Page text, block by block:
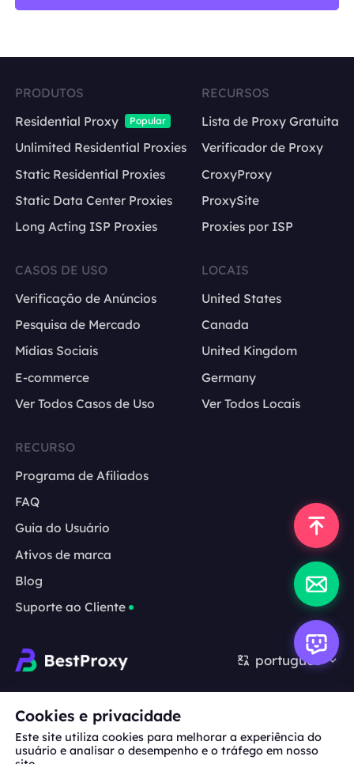
PRODUTOS
Residential Proxy
Popular
Unlimited Residential Proxies
Static Residential Proxies
Static Data Center Proxies
Long Acting ISP Proxies
RECURSOS
Lista de Proxy Gratuita
Verificador de Proxy
CroxyProxy
ProxySite
Proxies por ISP
CASOS DE USO
Verificação de Anúncios
Pesquisa de Mercado
Mídias Sociais
E-commerce
Ver Todos Casos de Uso
LOCAIS
United States
Canada
United Kingdom
Germany
Ver Todos Locais
RECURSO
Programa de Afiliados
FAQ
Guia do Usuário
Ativos de marca
Blog
Suporte ao Cliente
português
Cooperação:michael.wang@bestproxy.com
Cookies e privacidade
Este site utiliza cookies para melhorar a experiência do
usuário e analisar o desempenho e o tráfego em nosso